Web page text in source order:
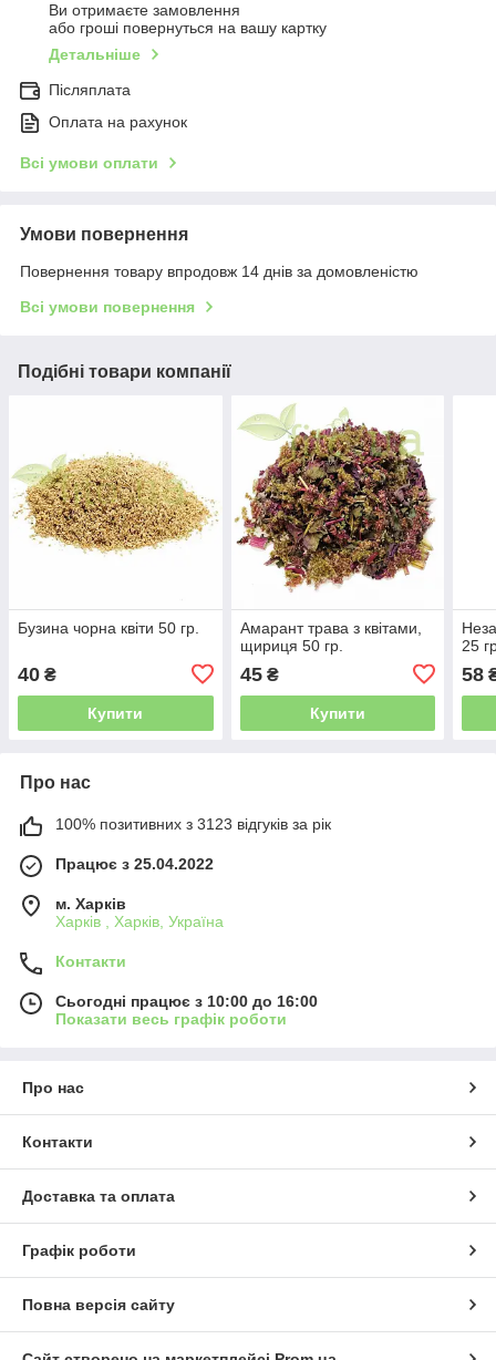
Ви отримаєте замовлення
або гроші повернуться на вашу картку
Детальніше
Післяплата
Оплата на рахунок
Всі умови оплати
Умови повернення
Повернення товару впродовж 14 днів за домовленістю
Всі умови повернення
Подібні товари компанії
Бузина чорна квіти 50 гр.
40 ₴
Купити
Амарант трава з квітами,
щириця 50 гр.
45₴
Купити
25
58
Про нас
100% позитивних з 3123 відгуків за рік
Працює з 25.04.2022
м. Харків
Харків , Харків, Україна
Контакти
Сьогодні працює з 10:00 до 16:00
Показати весь графік роботи
Про нас
Контакти
Доставка та оплата
Графік роботи
Повна версія сайту